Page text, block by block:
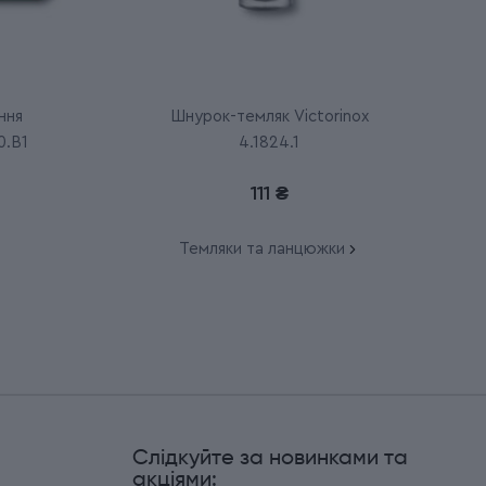
Шнурок-темляк Victorinox
4.1824.1
111 ₴
Темляки та ланцюжки
Слідкуйте за новинками та
акціями: